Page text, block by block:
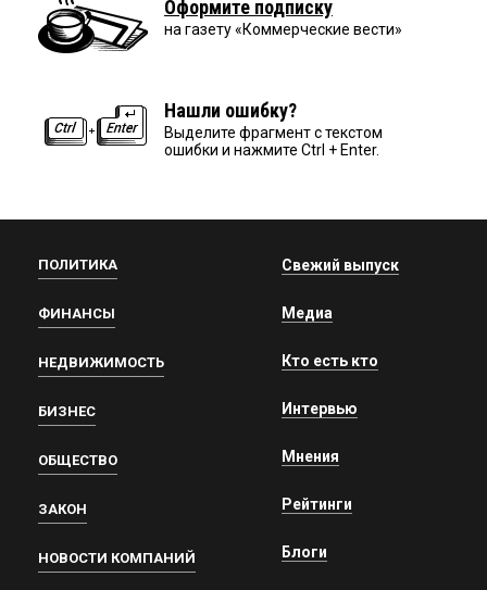
Оформите подписку
на газету «Коммерческие вести»
Нашли ошибку?
Выделите фрагмент с текстом
ошибки и нажмите Ctrl + Enter.
ПОЛИТИКА
ФИНАНСЫ
НЕДВИЖИМОСТЬ
БИЗНЕС
ОБЩЕСТВО
ЗАКОН
НОВОСТИ КОМПАНИЙ
Свежий выпуск
Медиа
Кто есть кто
Интервью
Мнения
Рейтинги
Блоги